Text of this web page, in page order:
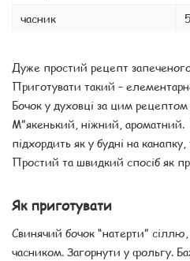
часник
Дуже простий рецепт
Приготувати такий –
Бочок у духовці за цим
М”якенький, ніжний,
підхордить як у будні на
Простий та швидкий спосіб як
Як приготувати
Свинячий бочок “натерти”
часником. Загорнути у фольгу.